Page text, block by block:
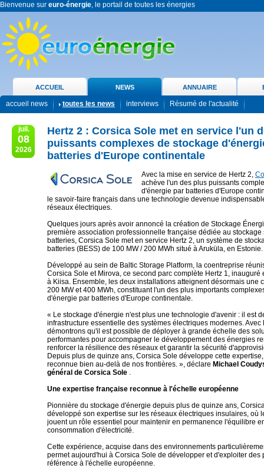
Bienvenue sur euro-énergie, le portail de toutes les énergies
ACCUEIL NEWS ANNUAIRE
accueil news toutes les news interviews Résumé de l'actualité
juil.
08
2026
Hertz 2 : Corsica Sole met en service l'un
puissants complexes de stockage
batteries d'Europe continentale
Avec la mise en service de Hertz 2,
achève l'un des plus puissants
d'énergie par batteries d'Europe
le savoir-faire français dans une technologie devenue
réseaux électriques.
Quelques jours après avoir annoncé la création de Stockage
première association professionnelle française dédiée au stockage
batteries, Corsica Sole met en service Hertz 2, un système de
batteries (BESS) de 100 MW / 200 MWh situé à Aruküla, en Estonie.
Développé au sein de Baltic Storage Platform, la coentreprise
Corsica Sole et Mirova, ce second parc complète Hertz 1, inauguré
à Kiisa. Ensemble, les deux installations atteignent désormais une
200 MW et 400 MWh, constituant l'un des plus importants
d'énergie par batteries d'Europe continentale.
« Le stockage d'énergie n'est plus une technologie d'avenir : il est
infrastructure essentielle des systèmes électriques modernes. Avec
démontrons qu'il est possible de déployer à grande échelle des
performantes pour accompagner le développement des énergies
renforcer la résilience des réseaux et garantir la sécurité
Depuis plus de quinze ans, Corsica Sole développe cette
reconnue bien au-delà de nos frontières. », déclare Michael
général de Corsica Sole .
Une expertise française reconnue à l'échelle européenne
Pionnière du stockage d'énergie depuis plus de quinze ans,
développé son expertise sur les réseaux électriques insulaires, où
jouent un rôle essentiel pour maintenir en permanence l'équilibre
consommation d'électricité.
Cette expérience, acquise dans des environnements
permet aujourd'hui à Corsica Sole de développer et d'exploiter des
référence à l'échelle européenne.